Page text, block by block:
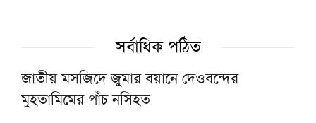
কেন্দ্রীয় নির্বাহী পরিষদ গঠন
মুফতি ইয়াসির নাদিম ওয়াজেদির বিরুদ্ধে ভারতে
মামলা
সর্বাধিক পঠিত
জাতীয় মসজিদে জুমার বয়ানে দেওবন্দের
মুহতামিমের পাঁচ নসিহত